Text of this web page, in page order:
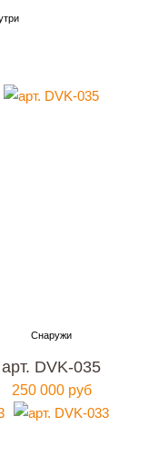
арт. DVK-035
250 000 руб